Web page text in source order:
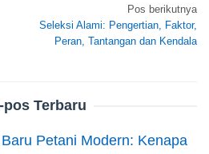
Pos berikutnya
Seleksi Alami: Pengertian, Faktor,
Peran, Tantangan dan Kendala
pos Terbaru
Petani Modern: Kenapa